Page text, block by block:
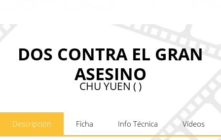
DOS CONTRA EL GRAN
ASESINO
CHU YUEN ( )
Descripción Ficha Info Técnica Vídeos